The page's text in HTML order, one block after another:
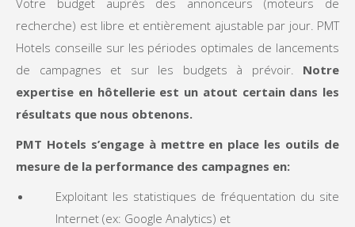
Votre budget auprès des annonceurs (moteurs de
recherche) est libre et entièrement ajustable par jour. PMT
Hotels conseille sur les périodes optimales de lancements
de campagnes et sur les budgets à prévoir. Notre
expertise en hôtellerie est un atout certain dans les
résultats que nous obtenons.
PMT Hotels s’engage à mettre en place les outils de
mesure de la performance des campagnes en:
Exploitant les statistiques de fréquentation du site
Internet (ex: Google Analytics) et